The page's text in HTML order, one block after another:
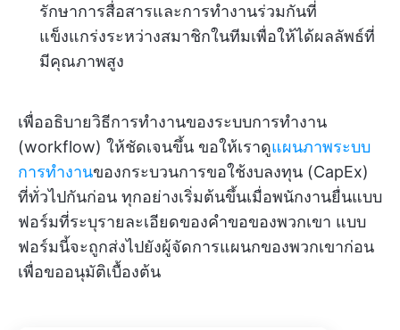
รักษาการสื่อสารและการทำงานร่วมกันที่
แข็งแกร่งระหว่างสมาชิกในทีมเพื่อให้ได้ผลลัพธ์ที่
มีคุณภาพสูง
เพื่ออธิบายวิธีการทำงานของระบบการทำงาน
(workflow) ให้ชัดเจนขึ้น ขอให้เราดูแผนภาพระบบ
การทำงานของกระบวนการขอใช้งบลงทุน (CapEx)
ที่ทั่วไปกันก่อน ทุกอย่างเริ่มต้นขึ้นเมื่อพนักงานยื่นแบบ
ฟอร์มที่ระบุรายละเอียดของคำขอของพวกเขา แบบ
ฟอร์มนี้จะถูกส่งไปยังผู้จัดการแผนกของพวกเขาก่อน
เพื่อขออนุมัติเบื้องต้น